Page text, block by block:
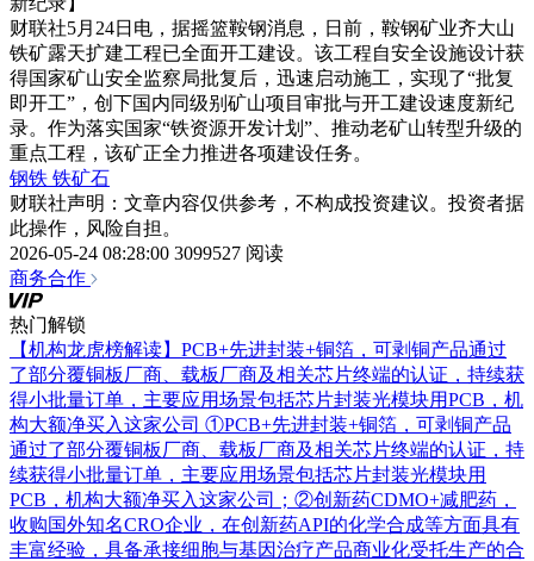
财联社5月24日电，据摇篮鞍钢消息，日前，鞍钢矿业齐大山
铁矿露天扩建工程已全面开工建设。该工程自安全设施设计获
得国家矿山安全监察局批复后，迅速启动施工，实现了“批复
即开工”，创下国内同级别矿山项目审批与开工建设速度新纪
录。作为落实国家“铁资源开发计划”、推动老矿山转型升级的
重点工程，该矿正全力推进各项建设任务。
钢铁 铁矿石
财联社声明：文章内容仅供参考，不构成投资建议。投资者据
此操作，风险自担。
2026-05-24 08:28:00 3099527 阅读
商务合作
热门解锁
【机构龙虎榜解读】PCB+先进封装+铜箔，可剥铜产品通过
了部分覆铜板厂商、载板厂商及相关芯片终端的认证，持续获
得小批量订单，主要应用场景包括芯片封装光模块用PCB，机
构大额净买入这家公司 ①PCB+先进封装+铜箔，可剥铜产品
通过了部分覆铜板厂商、载板厂商及相关芯片终端的认证，持
续获得小批量订单，主要应用场景包括芯片封装光模块用
PCB，机构大额净买入这家公司；②创新药CDMO+减肥药，
收购国外知名CRO企业，在创新药API的化学合成等方面具有
丰富经验，具备承接细胞与基因治疗产品商业化受托生产的合